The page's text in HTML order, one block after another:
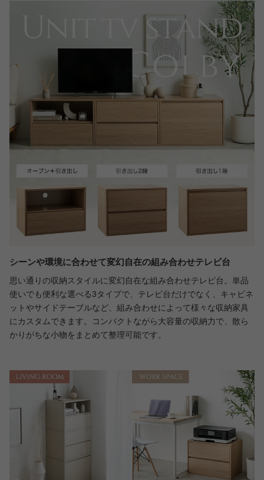
シーンや環境に合わせて変幻自在の組み合わせテレビ台
思い通りの収納スタイルに変幻自在な組み合わせテレビ台。単品
使いでも便利な選べる3タイプで、テレビ台だけでなく、キャビネ
ットやサイドテーブルなど、組み合わせによって様々な収納家具
にカスタムできます。コンパクトながら大容量の収納力で、散ら
かりがちな小物をまとめて整理可能です。